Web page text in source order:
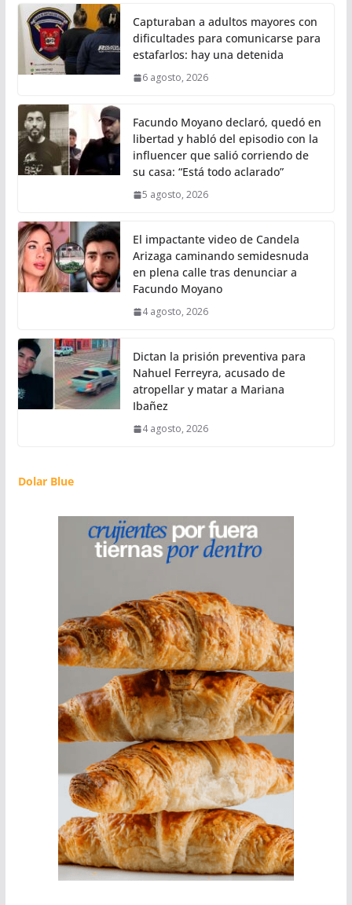
Capturaban a adultos mayores con
dificultades para comunicarse para
estafarlos: hay una detenida
6 agosto, 2026
Facundo Moyano declaró, quedó en
libertad y habló del episodio con la
influencer que salió corriendo de
su casa: “Está todo aclarado”
5 agosto, 2026
El impactante video de Candela
Arizaga caminando semidesnuda
en plena calle tras denunciar a
Facundo Moyano
4 agosto, 2026
Dictan la prisión preventiva para
Nahuel Ferreyra, acusado de
atropellar y matar a Mariana
Ibañez
4 agosto, 2026
Dolar Blue